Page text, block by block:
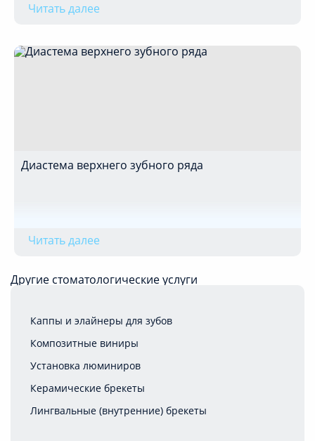
Читать далее
Диастема верхнего зубного ряда
Читать далее
Другие стоматологические услуги
Каппы и элайнеры для зубов
Композитные виниры
Установка люминиров
Керамические брекеты
Лингвальные (внутренние) брекеты